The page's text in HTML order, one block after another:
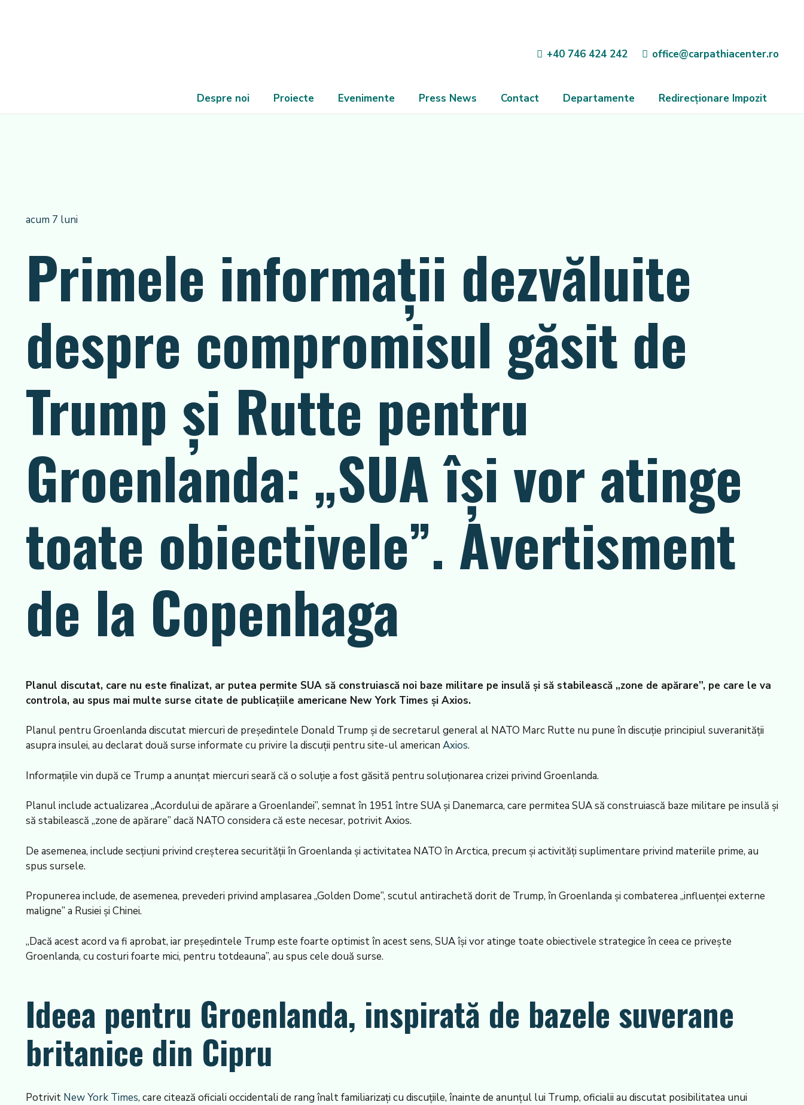
+40 746 424 242 office@carpathiacenter.ro
Despre noi Proiecte Evenimente Press News Contact Departamente Redirecționare Impozit
acum 7 luni
Primele informații dezvăluite
despre compromisul găsit de
Trump și Rutte pentru
Groenlanda: „SUA își vor atinge
toate obiectivele”. Avertisment
de la Copenhaga
Planul discutat, care nu este finalizat, ar putea permite SUA să construiască noi baze militare pe insulă și să stabilească „zone de apărare”, pe care le va
controla, au spus mai multe surse citate de publicațiile americane New York Times și Axios.
Planul pentru Groenlanda discutat miercuri de președintele Donald Trump și de secretarul general al NATO Marc Rutte nu pune în discuție principiul suveranității
asupra insulei, au declarat două surse informate cu privire la discuții pentru site-ul american Axios.
Informațiile vin după ce Trump a anunțat miercuri seară că o soluție a fost găsită pentru soluționarea crizei privind Groenlanda.
Planul include actualizarea „Acordului de apărare a Groenlandei”, semnat în 1951 între SUA și Danemarca, care permitea SUA să construiască baze militare pe insulă și
să stabilească „zone de apărare” dacă NATO considera că este necesar, potrivit Axios.
De asemenea, include secțiuni privind creșterea securității în Groenlanda și activitatea NATO în Arctica, precum și activități suplimentare privind materiile prime, au
spus sursele.
Propunerea include, de asemenea, prevederi privind amplasarea „Golden Dome”, scutul antirachetă dorit de Trump, în Groenlanda și combaterea „influenței externe
maligne” a Rusiei și Chinei.
„Dacă acest acord va fi aprobat, iar președintele Trump este foarte optimist în acest sens, SUA își vor atinge toate obiectivele strategice în ceea ce privește
Groenlanda, cu costuri foarte mici, pentru totdeauna”, au spus cele două surse.
Ideea pentru Groenlanda, inspirată de bazele suverane
britanice din Cipru
Potrivit New York Times, care citează oficiali occidentali de rang înalt familiarizați cu discuțiile, înainte de anunțul lui Trump, oficialii au discutat posibilitatea unui